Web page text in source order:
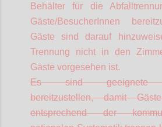
Behälter für die
Gäste/BesucherInnen
Gäste sind darauf
Trennung nicht in den
Gäste vorgesehen ist.
Es sind geeignete
bereitzustellen, damit
entsprechend der